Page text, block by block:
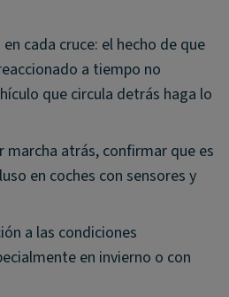
cada cruce: el hecho de que
a tiempo no
que circula detrás haga lo
marcha atrás, confirmar que es
en coches con sensores y
a las condiciones
en invierno o con